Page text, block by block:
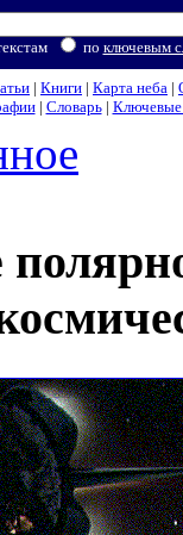
по ключевым
| Книги | Карта неба |
| Словарь| Ключевые